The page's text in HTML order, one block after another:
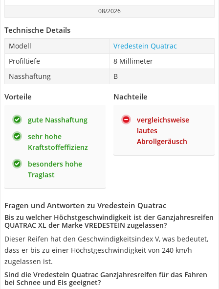
08/2026
Technische Details
Modell
Vredestein Quatrac
Profiltiefe
8 Millimeter
Nasshaftung
B
Vorteile
gute Nasshaftung
sehr hohe
Kraftstoffeffizienz
besonders hohe
Traglast
Nachteile
vergleichsweise
lautes
Abrollgeräusch
Fragen und Antworten zu Vredestein Quatrac
Bis zu welcher Höchstgeschwindigkeit ist der Ganzjahresreifen
QUATRAC XL der Marke VREDESTEIN zugelassen?
Dieser Reifen hat den Geschwindigkeitsindex V, was bedeutet,
dass er bis zu einer Höchstgeschwindigkeit von 240 km/h
zugelassen ist.
Sind die Vredestein Quatrac Ganzjahresreifen für das Fahren
bei Schnee und Eis geeignet?